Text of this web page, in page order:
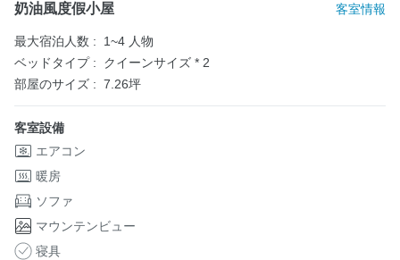
奶油風度假小屋 客室情報
最大宿泊人数 :
1~4 人物
ベッドタイプ :
クイーンサイズ * 2
部屋のサイズ : 7.26坪
客室設備
エアコン
暖房
ソファ
マウンテンビュー
寝具